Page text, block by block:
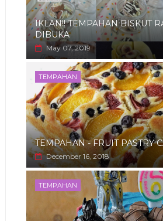
IKLAN!! TEMPAHAN BISKUT
DIBUKA
May 07, 2019
TEMPAHAN
TEMPAHAN - FRUIT PASTRY
December 16, 2018
TEMPAHAN